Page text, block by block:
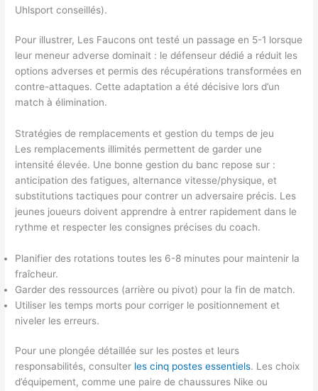
Uhlsport conseillés).
Pour illustrer, Les Faucons ont testé un passage en 5-1 lorsque
leur meneur adverse dominait : le défenseur dédié a réduit les
options adverses et permis des récupérations transformées en
contre-attaques. Cette adaptation a été décisive lors d’un
match à élimination.
Stratégies de remplacements et gestion du temps de jeu
Les remplacements illimités permettent de garder une
intensité élevée. Une bonne gestion du banc repose sur :
anticipation des fatigues, alternance vitesse/physique, et
substitutions tactiques pour contrer un adversaire précis. Les
jeunes joueurs doivent apprendre à entrer rapidement dans le
rythme et respecter les consignes précises du coach.
Planifier des rotations toutes les 6-8 minutes pour maintenir la
fraîcheur.
Garder des ressources (arrière ou pivot) pour la fin de match.
Utiliser les temps morts pour corriger le positionnement et
niveler les erreurs.
Pour une plongée détaillée sur les postes et leurs
responsabilités, consulter les cinq postes essentiels. Les choix
d’équipement, comme une paire de chaussures Nike ou